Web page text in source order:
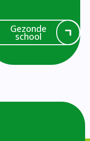
Gezonde
school